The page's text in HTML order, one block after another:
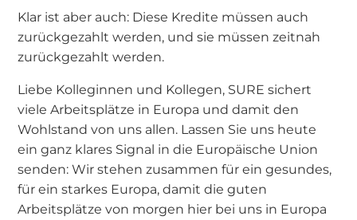
Klar ist aber auch: Diese Kredite müssen auch
zurückgezahlt werden, und sie müssen zeitnah
zurückgezahlt werden.
Liebe Kolleginnen und Kollegen, SURE sichert
viele Arbeitsplätze in Europa und damit den
Wohlstand von uns allen. Lassen Sie uns heute
ein ganz klares Signal in die Europäische Union
senden: Wir stehen zusammen für ein gesundes,
für ein starkes Europa, damit die guten
Arbeitsplätze von morgen hier bei uns in Europa